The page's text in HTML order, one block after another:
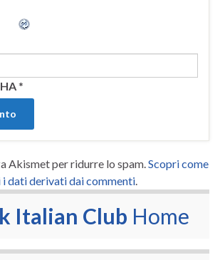
*
Akismet per ridurre lo spam. Scopri come
dati derivati dai commenti
Italian Club Home